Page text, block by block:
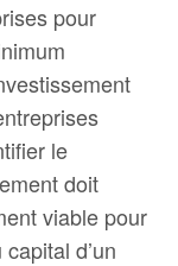
pour
le
doit
viable pour
d’un